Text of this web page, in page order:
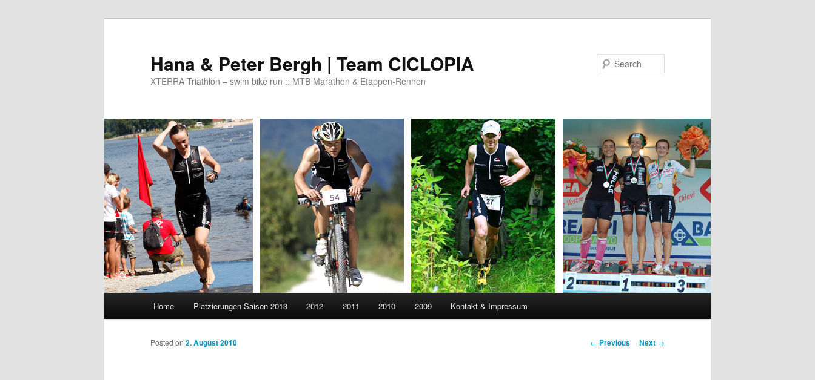
Hana & Peter Bergh | Team CICLOPIA
XTERRA Triathlon – swim bike run :: MTB Marathon & Etappen-Rennen
Home Platzierungen Saison 2013 2012 2011 2010 2009 Kontakt & Impressum
Post
← Previous Next →
Posted on 2. August 2010